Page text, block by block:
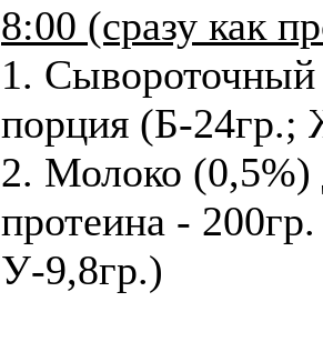
8:00 (сразу как
1.
порция (Б-
2. Молоко (0,5%)
протеина -
У-9,8гр.)